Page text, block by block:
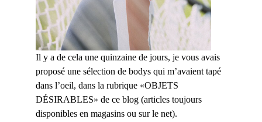
Il y a de cela une quinzaine de jours, je vous avais
proposé une sélection de bodys qui m’avaient tapé
dans l’oeil, dans la rubrique «OBJETS
DÉSIRABLES» de ce blog (articles toujours
disponibles en magasins ou sur le net).